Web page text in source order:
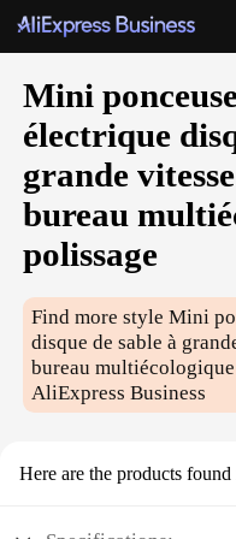
Mini
électrique
grande
bureau
polissage
Find more styleMini
disque de sable à
bureau
AliExpress Business
Here are the products found